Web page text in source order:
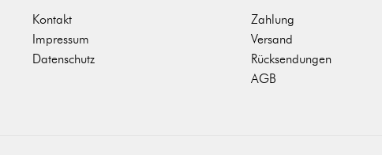
Kontakt
Impressum
Datenschutz
Zahlung
Versand
Rücksendungen
AGB